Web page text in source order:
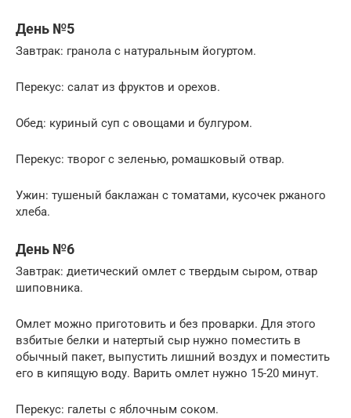
День №5
Завтрак: гранола с натуральным йогуртом.
Перекус: салат из фруктов и орехов.
Обед: куриный суп с овощами и булгуром.
Перекус: творог с зеленью, ромашковый отвар.
Ужин: тушеный баклажан с томатами, кусочек ржаного
хлеба.
День №6
Завтрак: диетический омлет с твердым сыром, отвар
шиповника.
Омлет можно приготовить и без проварки. Для этого
взбитые белки и натертый сыр нужно поместить в
обычный пакет, выпустить лишний воздух и поместить
его в кипящую воду. Варить омлет нужно 15-20 минут.
Перекус: галеты с яблочным соком.